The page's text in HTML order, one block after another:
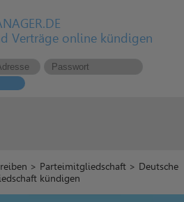
Verträge online kündigen
> Parteimitgliedschaft > Deutsche
kündigen